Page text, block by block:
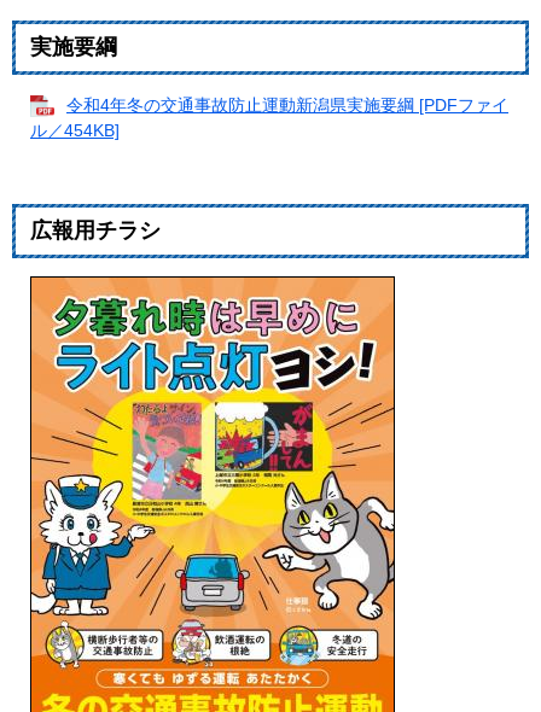
実施要綱
令和4年冬の交通事故防止運動新潟県実施要綱 [PDFファイ
ル／454KB]
広報用チラシ